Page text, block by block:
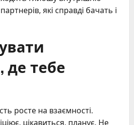
які справді бачать і
де тебе
росте на взаємності.
цікавиться, планує. Не